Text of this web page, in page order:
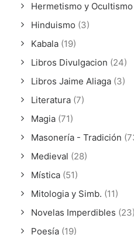
Hermetismo y Ocultismo
Hinduismo (3)
Kabala (19)
Libros Divulgacion (24)
Libros Jaime Aliaga (3)
Literatura (7)
Magia (71)
Masonería - Tradición
Medieval (28)
Mística (51)
Mitologia y Simb. (11)
Novelas Imperdibles (23)
Poesía (19)